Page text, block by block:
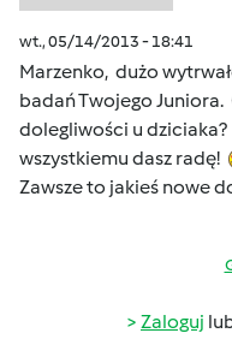
wt., 05/14/2013 - 18:41
Marzenko, dużo
badań Twojego
dolegliwości u
wszystkiemu dasz radę!
Zawsze to jakieś nowe
Zaloguj